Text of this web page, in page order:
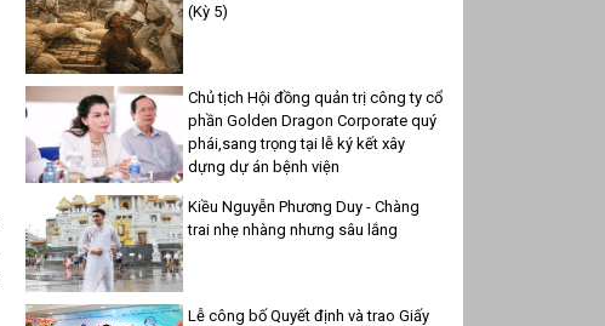
(Kỳ 5)
Chủ tịch Hội đồng quản trị công ty cổ
phần Golden Dragon Corporate quý
phái,sang trọng tại lễ ký kết xây
dựng dự án bệnh viện
Kiều Nguyễn Phương Duy - Chàng
trai nhẹ nhàng nhưng sâu lắng
Lễ công bố Quyết định và trao Giấy